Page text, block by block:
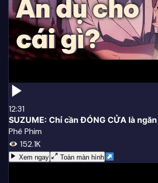
12:31
SUZUME: Chỉ cần ĐÓNG CỬA là
Phê Phim
152.1K
Xem ngay Toàn màn hình